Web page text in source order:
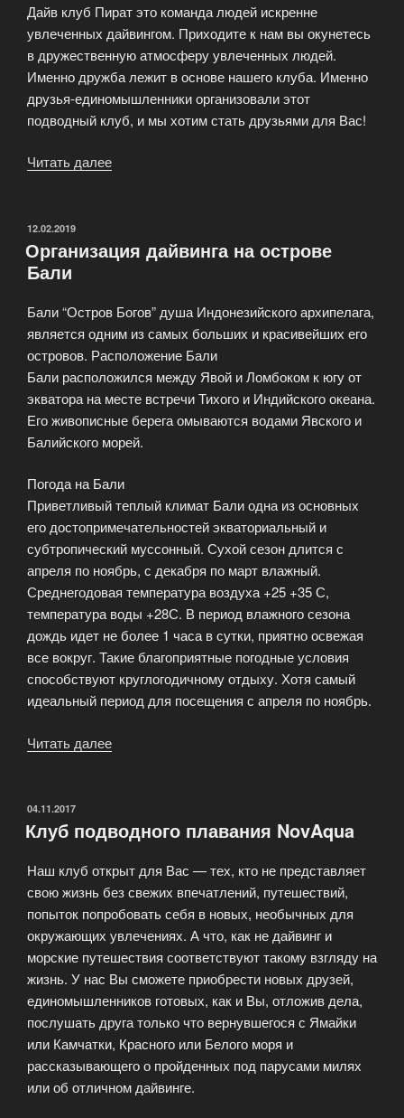
Дайв клуб Пират это команда людей искренне
увлеченных дайвингом. Приходите к нам вы окунетесь
в дружественную атмосферу увлеченных людей.
Именно дружба лежит в основе нашего клуба. Именно
друзья-единомышленники организовали этот
подводный клуб, и мы хотим стать друзьями для Вас!
Читать далее
подводному
ОПУБЛИКОВАНО
12.02.2019
Организация дайвинга на острове
Бали
Бали “Остров Богов” душа Индонезийского архипелага,
является одним из самых больших и красивейших его
островов. Расположение Бали
Бали расположился между Явой и Ломбоком к югу от
экватора на месте встречи Тихого и Индийского океана.
Его живописные берега омываются водами Явского и
Балийского морей.
Погода на Бали
Приветливый теплый климат Бали одна из основных
его достопримечательностей экваториальный и
субтропический муссонный. Сухой сезон длится с
апреля по ноябрь, с декабря по март влажный.
Среднегодовая температура воздуха +25 +35 С,
температура воды +28С. В период влажного сезона
дождь идет не более 1 часа в сутки, приятно освежая
все вокруг. Такие благоприятные погодные условия
способствуют круглогодичному отдыху. Хотя самый
идеальный период для посещения с апреля по ноябрь.
Читать далее
Бали»
ОПУБЛИКОВАНО
04.11.2017
Клуб подводного плавания NovAqua
Наш клуб открыт для Вас — тех, кто не представляет
свою жизнь без свежих впечатлений, путешествий,
попыток попробовать себя в новых, необычных для
окружающих увлечениях. А что, как не дайвинг и
морские путешествия соответствуют такому взгляду на
жизнь. У нас Вы сможете приобрести новых друзей,
единомышленников готовых, как и Вы, отложив дела,
послушать друга только что вернувшегося с Ямайки
или Камчатки, Красного или Белого моря и
рассказывающего о пройденных под парусами милях
или об отличном дайвинге.